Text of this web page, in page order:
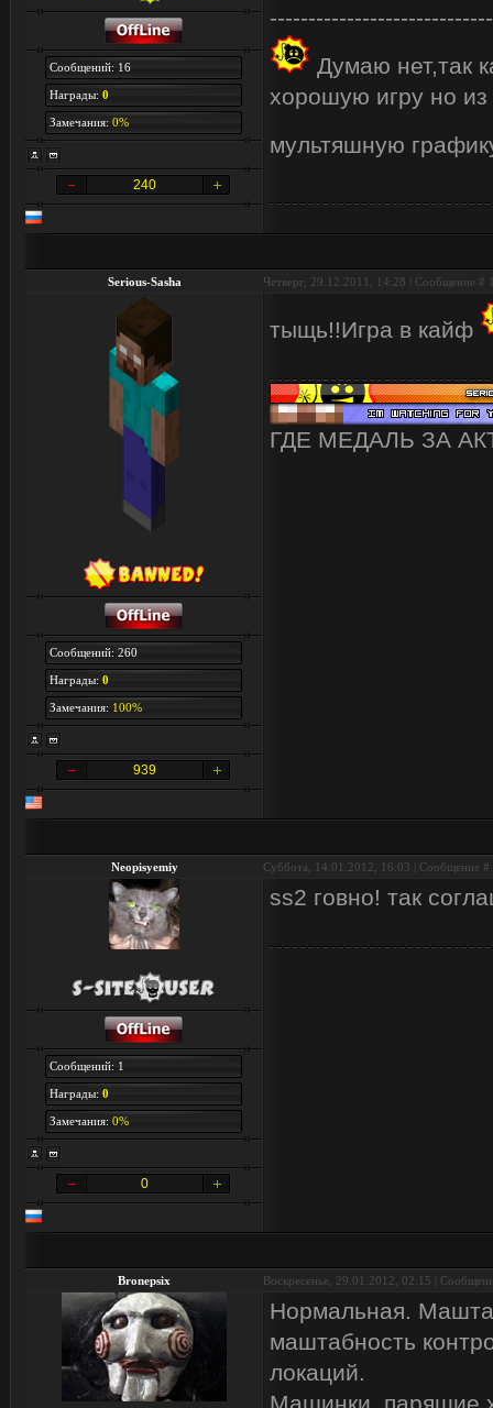
Сообщений: 16
Награды: 0
Замечания: 0%
240
Думаю нет,так
хорошую игру но из
мультяшную
Serious-Sasha Четверг, 29.12.2011, 14:28 | Сообщение #
Сообщений: 260
Награды: 0
Замечания: 100%
939
тыщь!!Игра в кайф
ГДЕ МЕДАЛЬ ЗА
Neopisyemiy Суббота, 14.01.2012, 16:03 | Сообщение #
Сообщений: 1
Награды: 0
Замечания: 0%
0
ss2 говно! так
Bronepsix Воскресенье, 29.01.2012, 02:15 |
Нормальная.
маштабность
локаций.